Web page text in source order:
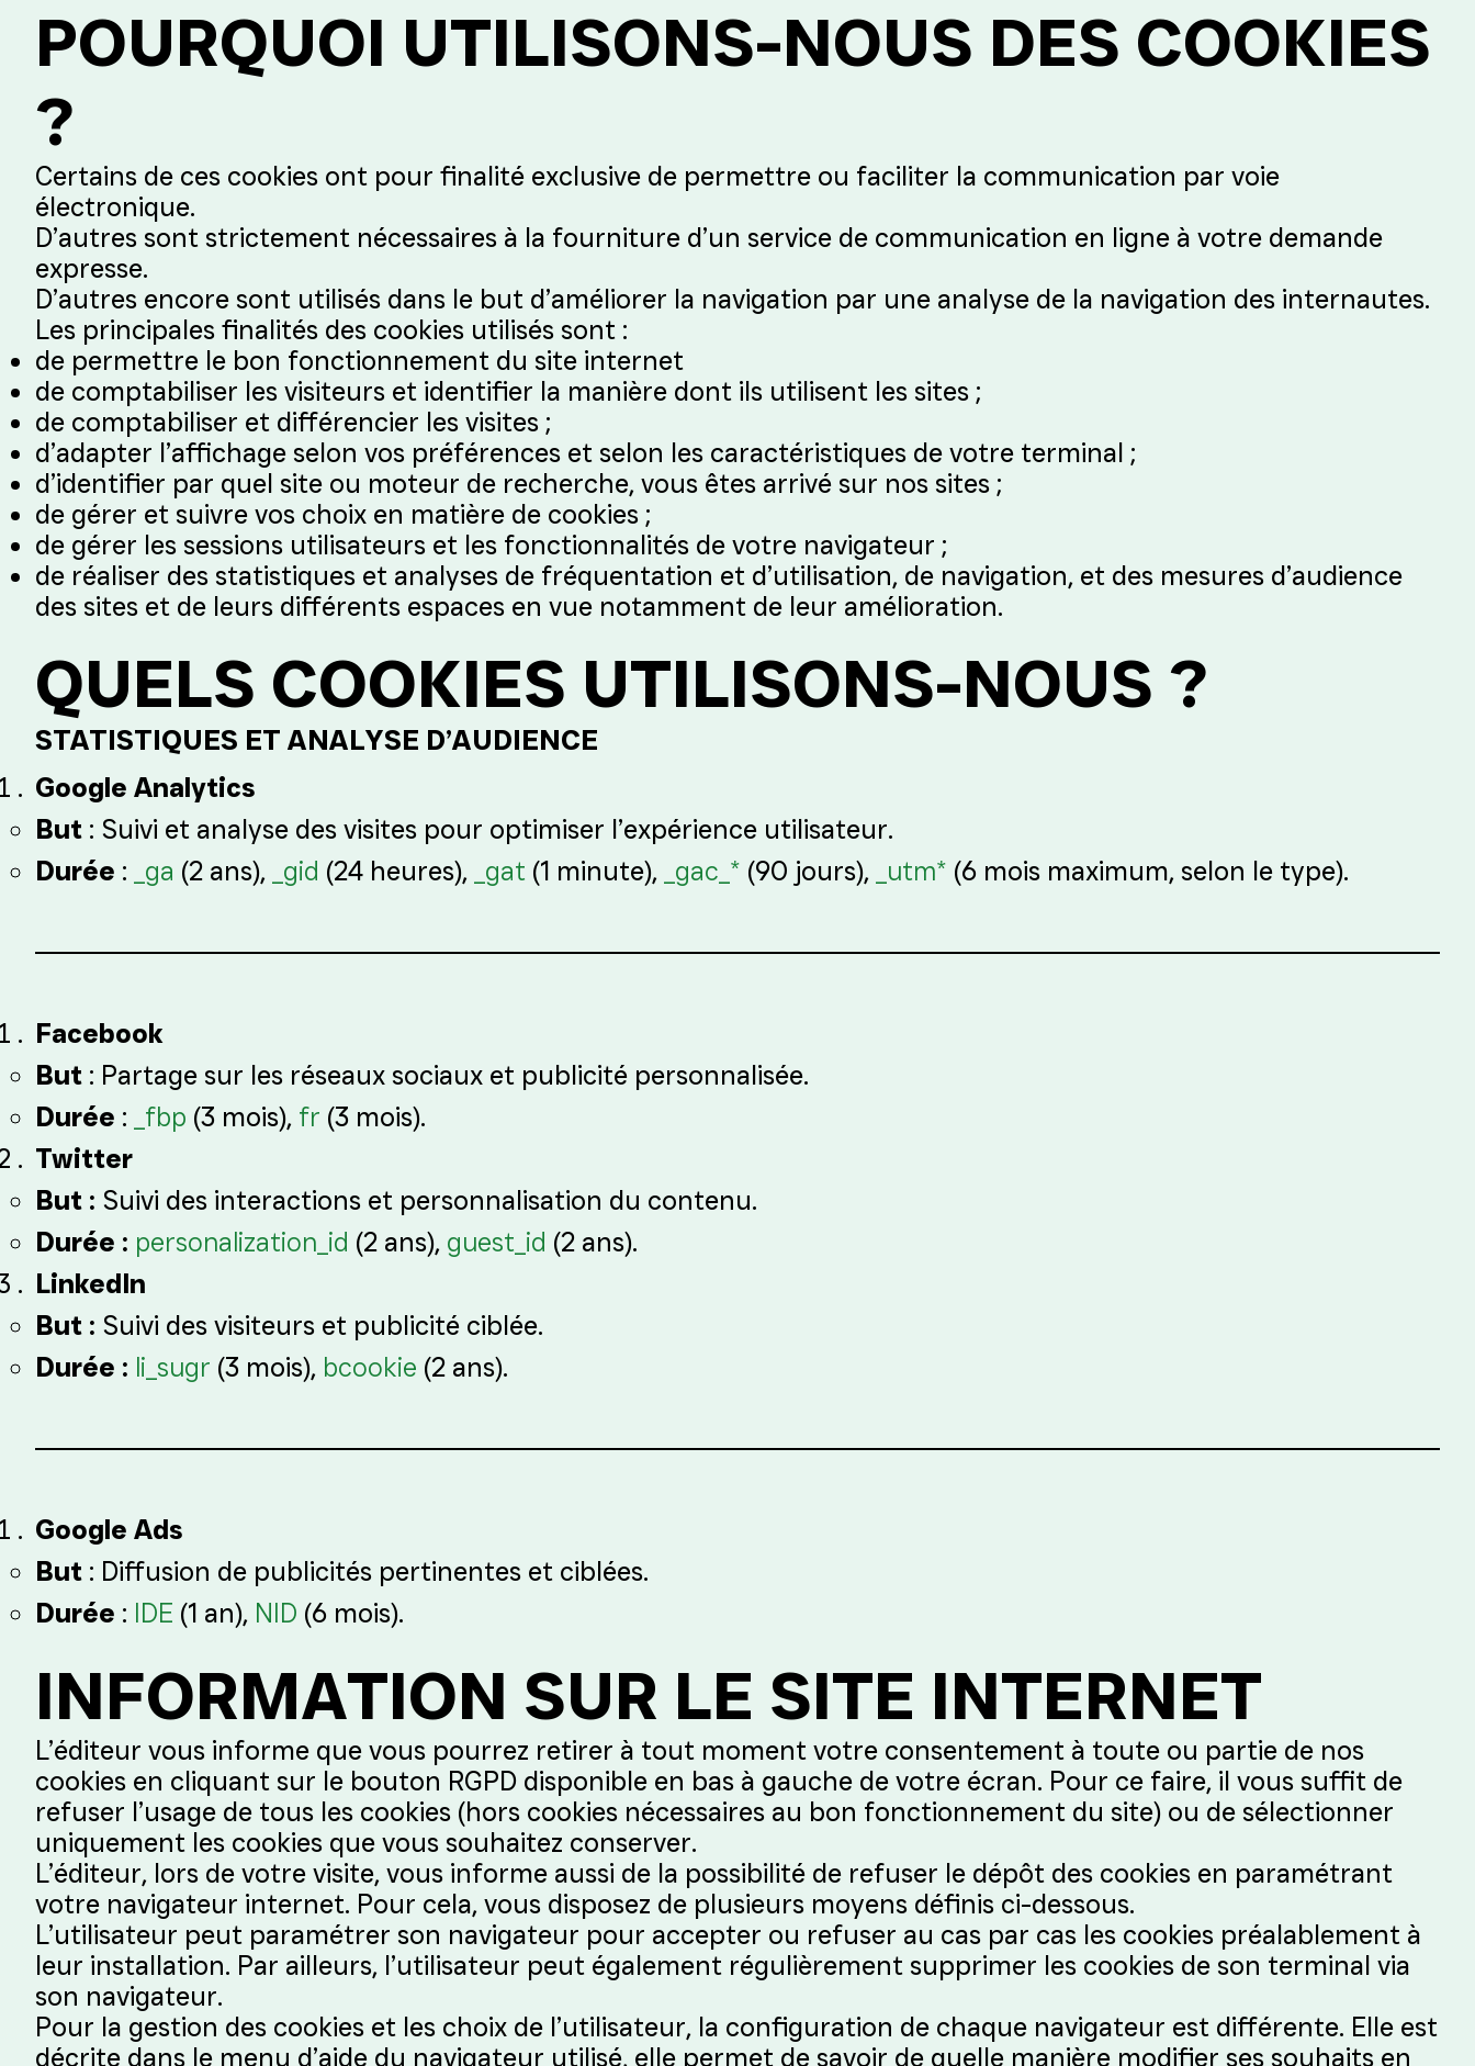
POURQUOI UTILISONS-NOUS DES COOKIES
?
Certains de ces cookies ont pour finalité exclusive de permettre ou faciliter la communication par voie
électronique.
D’autres sont strictement nécessaires à la fourniture d’un service de communication en ligne à votre demande
expresse.
D’autres encore sont utilisés dans le but d’améliorer la navigation par une analyse de la navigation des internautes.
Les principales finalités des cookies utilisés sont :
de permettre le bon fonctionnement du site internet
de comptabiliser les visiteurs et identifier la manière dont ils utilisent les sites ;
de comptabiliser et différencier les visites ;
d’adapter l’affichage selon vos préférences et selon les caractéristiques de votre terminal ;
d’identifier par quel site ou moteur de recherche, vous êtes arrivé sur nos sites ;
de gérer et suivre vos choix en matière de cookies ;
de gérer les sessions utilisateurs et les fonctionnalités de votre navigateur ;
de réaliser des statistiques et analyses de fréquentation et d’utilisation, de navigation, et des mesures d’audience
des sites et de leurs différents espaces en vue notamment de leur amélioration.
QUELS COOKIES UTILISONS-NOUS ?
STATISTIQUES ET ANALYSE D’AUDIENCE
Google Analytics
But : Suivi et analyse des visites pour optimiser l’expérience utilisateur.
Durée : _ga (2 ans), _gid (24 heures), _gat (1 minute), _gac_* (90 jours), _utm* (6 mois maximum, selon le type).
Facebook
But : Partage sur les réseaux sociaux et publicité personnalisée.
Durée : _fbp (3 mois), fr (3 mois).
Twitter
But : Suivi des interactions et personnalisation du contenu.
Durée : personalization_id (2 ans), guest_id (2 ans).
LinkedIn
But : Suivi des visiteurs et publicité ciblée.
Durée : li_sugr (3 mois), bcookie (2 ans).
Google Ads
But : Diffusion de publicités pertinentes et ciblées.
Durée : IDE (1 an), NID (6 mois).
INFORMATION SUR LE SITE INTERNET
L’éditeur vous informe que vous pourrez retirer à tout moment votre consentement à toute ou partie de nos
cookies en cliquant sur le bouton RGPD disponible en bas à gauche de votre écran. Pour ce faire, il vous suffit de
refuser l’usage de tous les cookies (hors cookies nécessaires au bon fonctionnement du site) ou de sélectionner
uniquement les cookies que vous souhaitez conserver.
L’éditeur, lors de votre visite, vous informe aussi de la possibilité de refuser le dépôt des cookies en paramétrant
votre navigateur internet. Pour cela, vous disposez de plusieurs moyens définis ci-dessous.
L’utilisateur peut paramétrer son navigateur pour accepter ou refuser au cas par cas les cookies préalablement à
leur installation. Par ailleurs, l’utilisateur peut également régulièrement supprimer les cookies de son terminal via
son navigateur.
Pour la gestion des cookies et les choix de l’utilisateur, la configuration de chaque navigateur est différente. Elle est
décrite dans le menu d’aide du navigateur utilisé, elle permet de savoir de quelle manière modifier ses souhaits en